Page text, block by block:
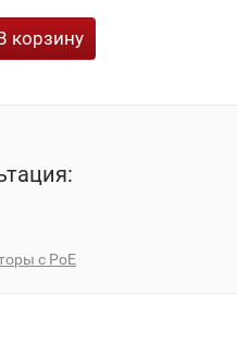
корзину
с PoE